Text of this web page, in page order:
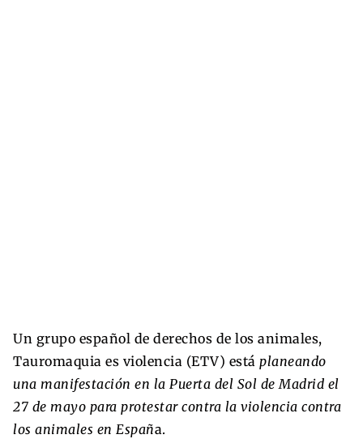
Un grupo español de derechos de los animales,
Tauromaquia es violencia (ETV) está planeando
una manifestación en la Puerta del Sol de Madrid el
27 de mayo para protestar contra la violencia contra
los animales en España.